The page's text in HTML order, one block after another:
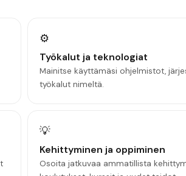
⚙️
Työkalut ja teknologiat
Mainitse käyttämäsi ohjelmistot,
työkalut nimeltä.
💡
Kehittyminen ja oppiminen
Osoita jatkuvaa ammatillista